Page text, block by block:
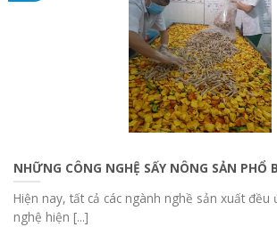
NHỮNG CÔNG NGHỆ SẤY NÔNG SẢN PHỔ
Hiện nay, tất cả các ngành nghề sản xuất đều
nghệ hiện [...]